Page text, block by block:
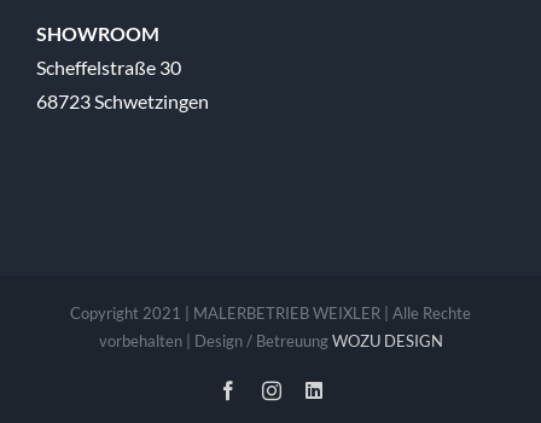
SHOWROOM
Scheffelstraße 30
68723 Schwetzingen
Copyright 2021 | MALERBETRIEB WEIXLER | Alle Rechte
vorbehalten | Design / BetreuungWOZU DESIGN
FacebookInstagramLinkedIn